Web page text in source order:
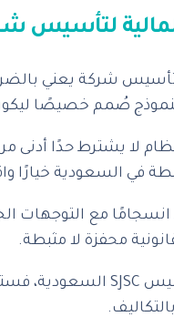
شركة يعني
صُمم خصيصًا
النظام لا يشترط حدًا
في السعودية خيارًا
مع التوجهات
محفزة لا مثبطة.
SJSC السعودية،